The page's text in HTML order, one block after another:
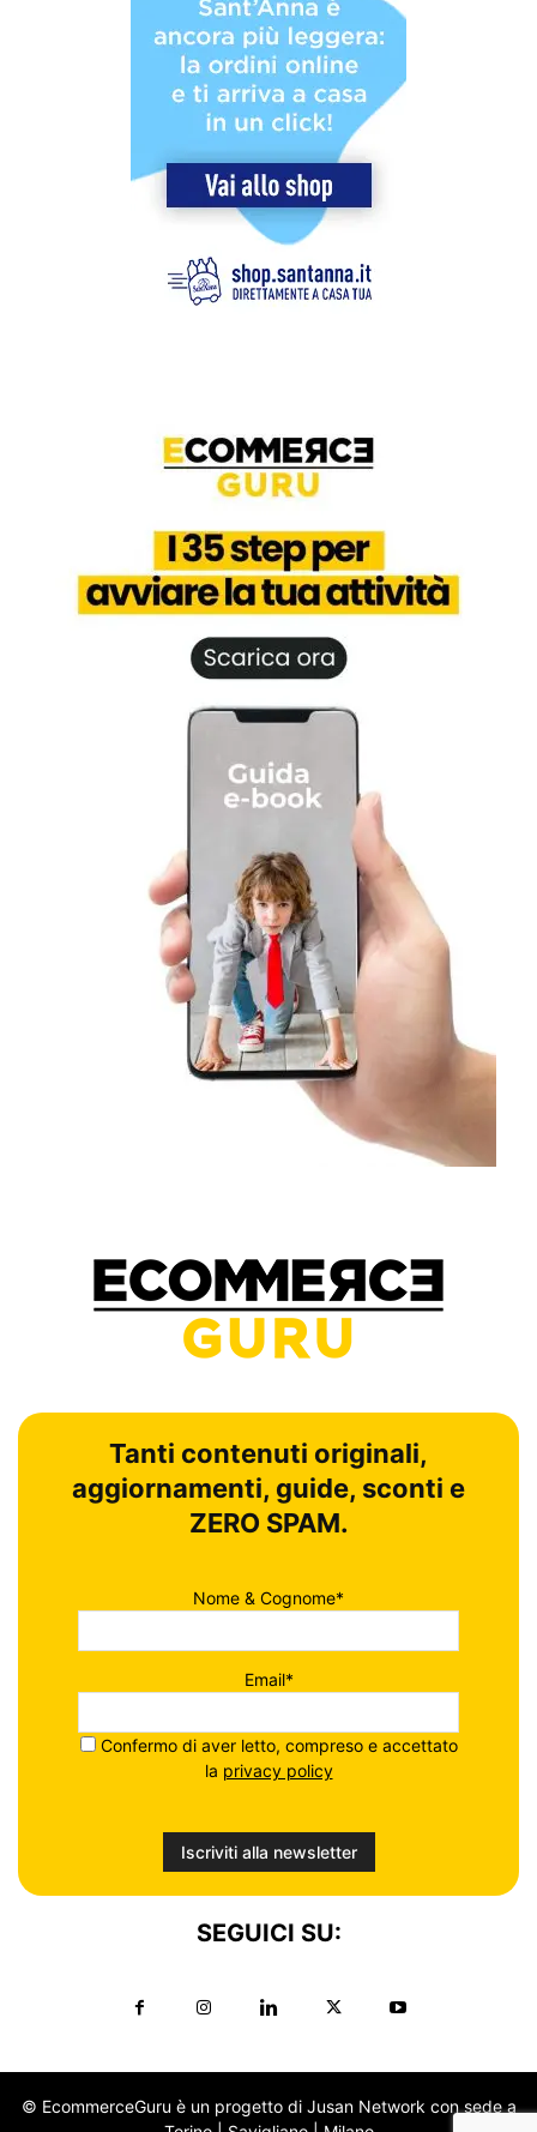
Tanti contenuti originali,
aggiornamenti, guide, sconti e
ZERO SPAM.
Nome & Cognome*
Email*
Confermo di aver letto, compreso e accettato
la privacy policy
SEGUICI SU:
© EcommerceGuru è un progetto di Jusan Network con sede a